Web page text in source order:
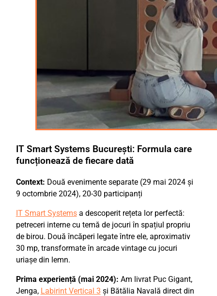
IT Smart Systems București: Formula care
funcționează de fiecare dată
Context: Două evenimente separate (29 mai 2024 și
9 octombrie 2024), 20-30 participanți
IT Smart Systemsa descoperit rețeta lor perfectă:
petreceri interne cu temă de jocuri în spațiul propriu
de birou. Două încăperi legate între ele, aproximativ
30 mp, transformate în arcade vintage cu jocuri
uriașe din lemn.
Prima experiență (mai 2024): Am livrat Puc Gigant,
Jenga, Labirint Vertical 3 și Bătălia Navală direct din